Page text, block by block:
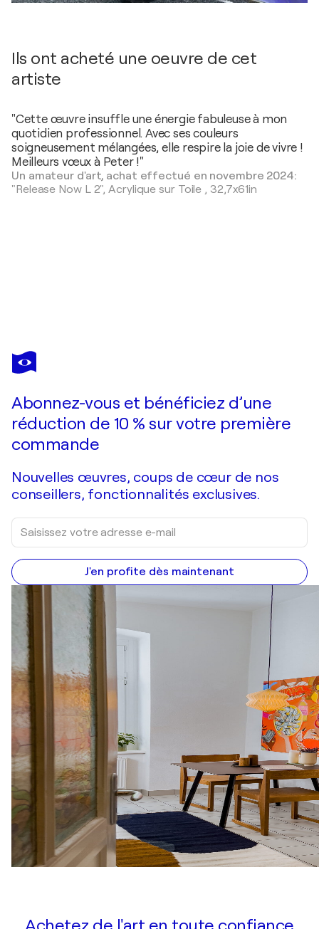
Ils ont acheté une oeuvre de cet
artiste
"Cette œuvre insuffle une énergie fabuleuse à mon
quotidien professionnel. Avec ses couleurs
soigneusement mélangées, elle respire la joie de vivre !
Meilleurs vœux à Peter !"
Un amateur d'art, achat effectué en novembre 2024:
"Release Now L 2",Acrylique sur Toile , 32,7x61in
PETER
NOTTROTT
Je passe commande
Abonnez-vous et bénéficiez d’une
réduction de 10 % sur votre première
commande
Nouvelles œuvres, coups de cœur de nos
conseillers, fonctionnalités exclusives.
J'en profite dès maintenant